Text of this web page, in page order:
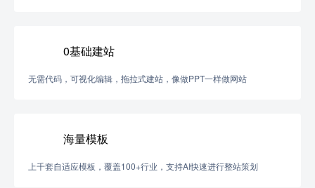
0基础建站
无需代码，可视化编辑，拖拉式建站，像做PPT一样做网站
海量模板
上千套自适应模板，覆盖100+行业，支持AI快速进行整站策划